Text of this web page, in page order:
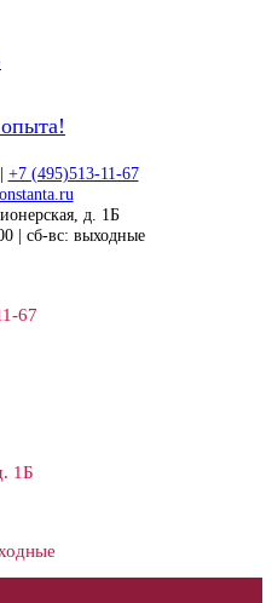
+7 (495)513-11-67
д. 1Б
| сб-вс: выходные
67
1Б